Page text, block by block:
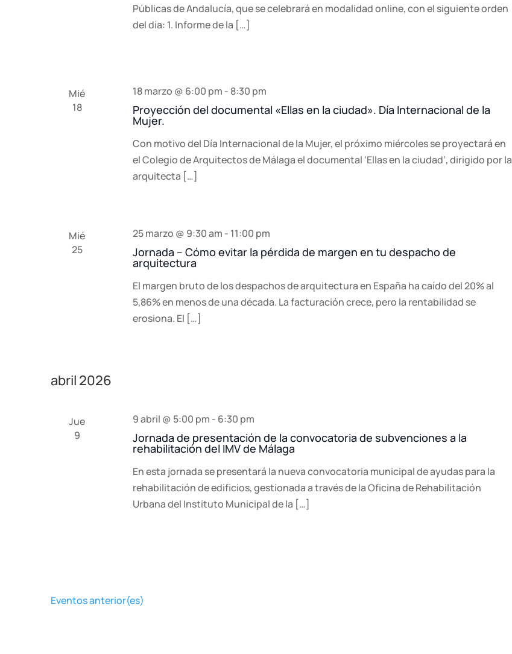
Públicas de Andalucía, que se celebrará en modalidad online, con el siguiente orden
del día: 1. Informe de la […]
Mié
18
Proyección del documental «Ellas en la ciudad». Día Internacional de la
Mujer.
18 marzo @ 6:00 pm - 8:30 pm
Con motivo del Día Internacional de la Mujer, el próximo miércoles se proyectará en
el Colegio de Arquitectos de Málaga el documental ‘Ellas en la ciudad’, dirigido por la
arquitecta […]
Mié
25
Jornada – Cómo evitar la pérdida de margen en tu despacho de
arquitectura
25 marzo @ 9:30 am - 11:00 pm
El margen bruto de los despachos de arquitectura en España ha caído del 20% al
5,86% en menos de una década. La facturación crece, pero la rentabilidad se
erosiona. El […]
abril 2026
Jue
9
Jornada de presentación de la convocatoria de subvenciones a la
rehabilitación del IMV de Málaga
9 abril @ 5:00 pm - 6:30 pm
En esta jornada se presentará la nueva convocatoria municipal de ayudas para la
rehabilitación de edificios, gestionada a través de la Oficina de Rehabilitación
Urbana del Instituto Municipal de la […]
Eventosanterior(es)